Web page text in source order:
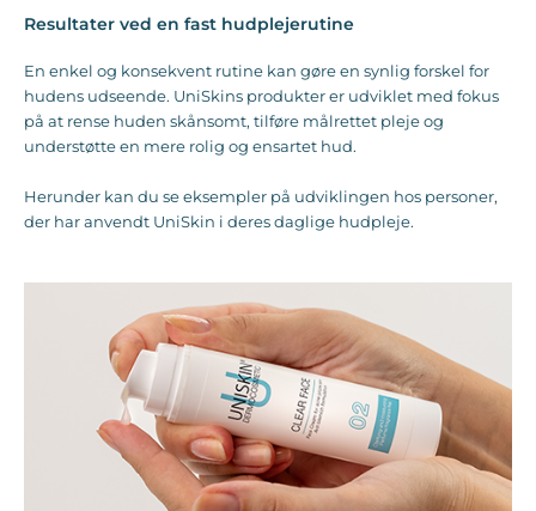
Resultater ved en fast hudplejerutine
En enkel og konsekvent rutine kan gøre en synlig forskel for
hudens udseende. UniSkins produkter er udviklet med fokus
på at rense huden skånsomt, tilføre målrettet pleje og
understøtte en mere rolig og ensartet hud.
Herunder kan du se eksempler på udviklingen hos personer,
der har anvendt UniSkin i deres daglige hudpleje.